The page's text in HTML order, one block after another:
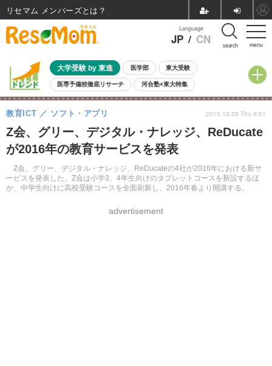
menu
Language
JP / CN search
大学受験 by 東進 医学部 東大受験
医専予備校徹底リサーチ 河合塾×東大特集
親子で考える大学選び 高校受験 中学受験 小学校受験
共通テスト 夏休み 8月開催学校説明会・相談会
8月開催イベント・WS 全国公立高校 過去問 人気記事
自由研究教材（小学生向け） 自由研究教材（中学生向け）
Z会、グリー、デジタル・ナレッジ、ReDucate
が2016年の教育サービスを発表
Z会、グリー、デジタル・ナレッジ、ReDucateの4社が2016年における新サ
ービスを発表した。Z会は小学3、4年生向けのタブレットコースを新設するほ
か、中学生向けに高校受験コースを全面刷新し、2016年春より開講する。
教育ICT ソフト・アプリ
advertisement
2015.10.29 Thu 8:51
リセマム メンバーズ